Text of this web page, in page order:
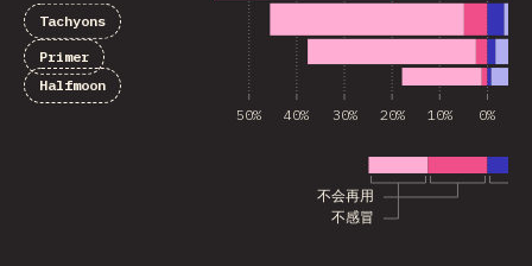
不感冒
不会再用
50% 40% 30% 20% 10% 0%
Tachyons
Primer
Halfmoon